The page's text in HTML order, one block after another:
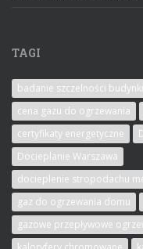
TAGI
badanie szczelności
cena gazu do ogrzewania
certyfikaty energetyczne
Docieplanie Warszawa
docieplenie stropodachu
gaz do ogrzewania domu
gazowe przepływowe